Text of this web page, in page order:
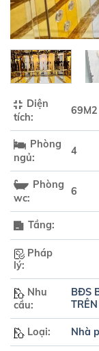
Diện
tích:
69M2
Phòng
ngủ:
4
Phòng
wc:
6
Tầng:
Pháp
lý:
Nhu
cầu:
BĐS
Loại: Nhà